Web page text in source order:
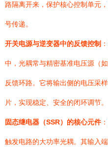
路隔离开来，保护核心控制单元
号传递。
开关电源与逆变器中的反馈控制
中，光耦常与精密基准电压源（
反馈环路。它将输出侧的电压采
片，实现稳定、安全的闭环调节。
固态继电器（SSR）的核心元件
触发电路的大功率光耦。其输入